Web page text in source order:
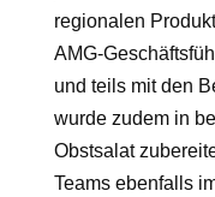
regionalen
AMG-
und teils mit den
wurde zudem in
Obstsalat
Teams ebenfalls